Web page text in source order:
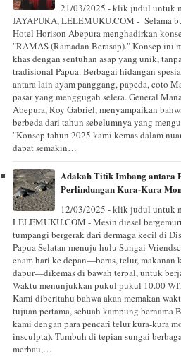
21/03/2025 - klik judul untuk
JAYAPURA, LELEMUKU.COM - Selama
Hotel Horison Abepura menghadirkan
"RAMAS (Ramadan Berasap)." Konsep ini
khas dengan sentuhan asap yang unik,
tradisional Papua. Berbagai hidangan
antara lain ayam panggang, papeda, coto
pasar yang menggugah selera. General
Abepura, Roy Gabriel, menyampaikan
berbeda dari tahun sebelumnya yang
"Konsep tahun 2025 kami kemas dalam
dapat semakin…
Adakah Titik Imbang antara
Perlindungan Kura-Kura
12/03/2025 - klik judul untuk
LELEMUKU.COM - Mesin diesel
tumpangi bergerak dari dermaga kecil di
Papua Selatan menuju hulu Sungai
enam hari ke depan—beras, telur, makanan
dapur—dikemas di bawah terpal, untuk
Waktu menunjukkan pukul pukul 10.00
Kami diberitahu bahwa akan memakan
tujuan pertama, sebuah kampung bernama
kami dengan para pencari telur kura-kura
insculpta). Tumbuh di tepian sungai
merbau,…